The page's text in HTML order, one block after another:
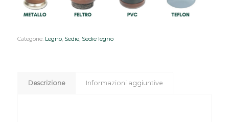
Categorie: Legno, Sedie, Sedie legno
Descrizione Informazioni aggiuntive